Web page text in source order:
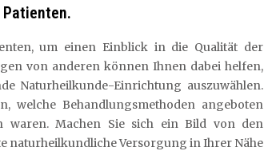
um einen Einblick in die Qualität der
von anderen können Ihnen dabei helfen,
Naturheilkunde-Einrichtung auszuwählen.
welche Behandlungsmethoden angeboten
waren. Machen Sie sich ein Bild von den
naturheilkundliche Versorgung in Ihrer Nähe